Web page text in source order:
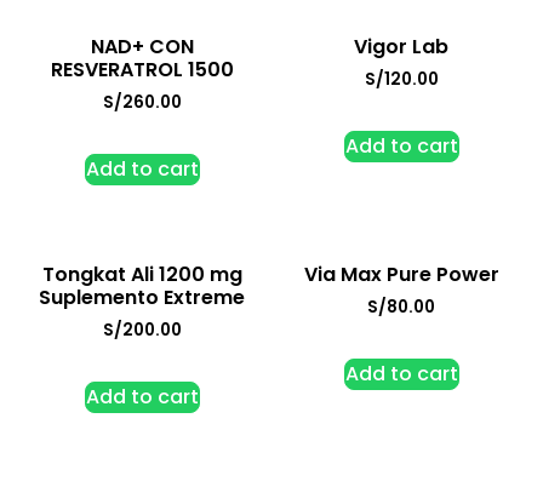
NAD+ CON
RESVERATROL 1500
S/260.00
Add to cart
Vigor Lab
S/120.00
Add to cart
Tongkat Ali 1200 mg
Suplemento Extreme
S/200.00
Add to cart
Via Max Pure Power
S/80.00
Add to cart